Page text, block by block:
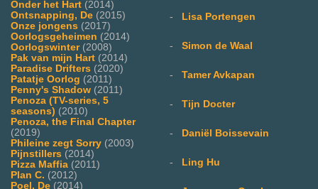
Onder het Hart (2014)
Ontsnapping, De (2015)
Onze jongens (2017)
Oorlogsgeheimen (2014)
Oorlogswinter(2008)
Pak van mijn Hart (2014)
Paradise Drifters (2020)
Patatje Oorlog (2011)
Penny's Shadow (2011)
Penoza (TV-series, 5
seasons) (2010)
Penoza, the Final Chapter
(2019)
Phileine zegt Sorry (2003)
Pijnstillers (2014)
Pizza Maffia (2011)
Plan C. (2012)
Poel, De (2014)
- Lisa Portengen
- Simon de Waal
- Tamer Avkapan
- Tijn Docter
- Daniël Boissevain
- Ling Hu